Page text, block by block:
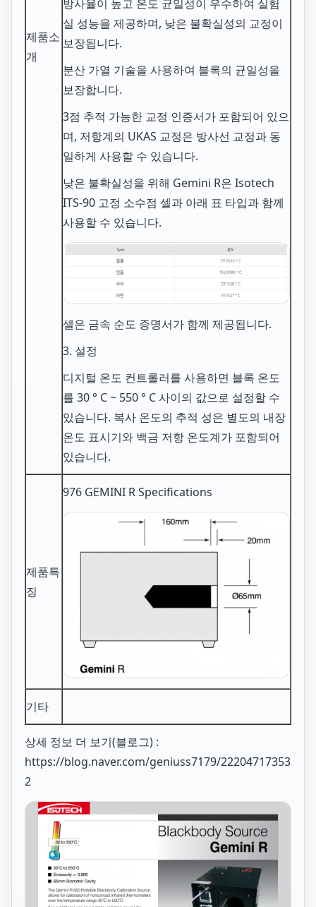
제품소
개
방사율이 높고 온도 균일성이 우수하여 실험
실 성능을 제공하며, 낮은 불확실성의 교정이
보장됩니다.
분산 가열 기술을 사용하여 블록의 균일성을
보장합니다.
3점 추적 가능한 교정 인증서가 포함되어 있으
며, 저항계의 UKAS 교정은 방사선 교정과 동
일하게 사용할 수 있습니다.
낮은 불확실성을 위해 Gemini R은 Isotech
ITS-90 고정 소수점 셀과 아래 표 타입과 함께
사용할 수 있습니다.
셀은 금속 순도 증명서가 함께 제공됩니다.
3. 설정
디지털 온도 컨트롤러를 사용하면 블록 온도
를 30 ° C ~ 550 ° C 사이의 값으로 설정할 수
있습니다. 복사 온도의 추적 성은 별도의 내장
온도 표시기와 백금 저항 온도계가 포함되어
있습니다.
제품특
징
976 GEMINI R Specifications
기타
상세 정보 더 보기(블로그) :
https://blog.naver.com/geniuss7179/22204717353
2